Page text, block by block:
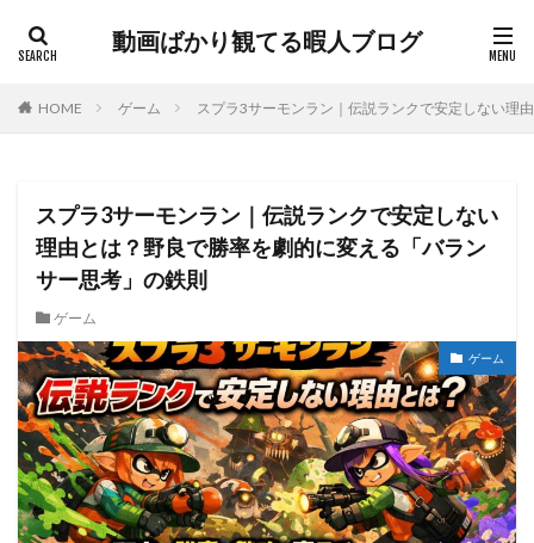
動画ばかり観てる暇人ブログ
HOME ゲーム スプラ3サーモンラン｜伝説ランクで安定しない理
スプラ3サーモンラン｜伝説ランクで安定しない
理由とは？野良で勝率を劇的に変える「バラン
サー思考」の鉄則
ゲーム
ゲーム